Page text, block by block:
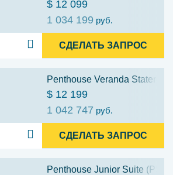
$ 12 099
1 034 199 руб.
СДЕЛАТЬ ЗАПРОС
Penthouse Veranda
$ 12 199
1 042 747 руб.
СДЕЛАТЬ ЗАПРОС
Penthouse Junior Suite (PS3)